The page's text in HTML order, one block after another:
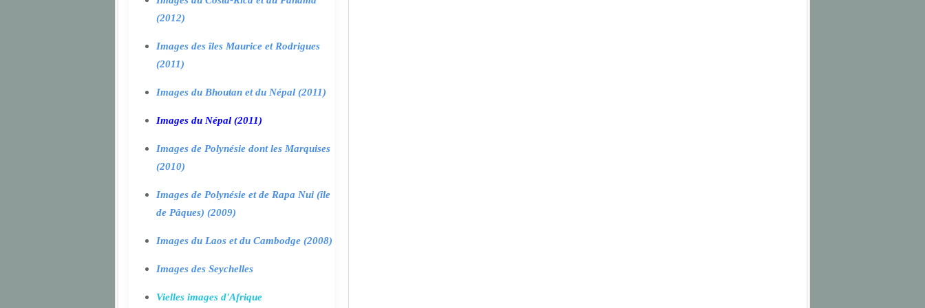
(2012)
Images des îles Maurice et Rodrigues
(2011)
Images du Bhoutan et du Népal (2011)
Images du Népal (2011)
Images de Polynésie dont les Marquises
(2010)
Images de Polynésie et de Rapa Nui (île
de Pâques) (2009)
Images du Laos et du Cambodge (2008)
Images des Seychelles
Vielles images d'Afrique